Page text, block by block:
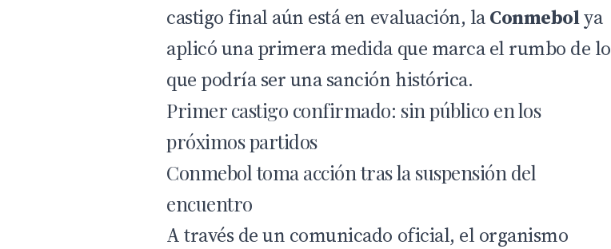
castigo final aún está en evaluación, laConmebolya
aplicó una primera medida que marca el rumbo de lo
que podría ser una sanción histórica.
Primer castigo confirmado: sin público en los
próximos partidos
Conmebol toma acción tras la suspensión del
encuentro
A través de un comunicado oficial, el organismo